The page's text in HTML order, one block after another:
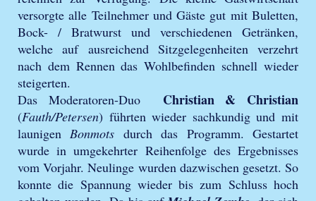
versorgte alle Teilnehmer und Gäste gut mit Buletten,
Bock- / Bratwurst und verschiedenen Getränken,
welche auf ausreichend Sitzgelegenheiten verzehrt
nach dem Rennen das Wohlbefinden schnell wieder
steigerten.
Das Moderatoren-Duo Christian & Christian
(Fauth/Petersen) führten wieder sachkundig und mit
launigenBonmots durch das Programm. Gestartet
wurde in umgekehrter Reihenfolge des Ergebnisses
vom Vorjahr. Neulinge wurden dazwischen gesetzt. So
konnte die Spannung wieder bis zum Schluss hoch